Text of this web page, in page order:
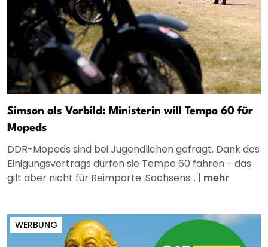
Simson als Vorbild: Ministerin will Tempo 60 für
Mopeds
DDR-Mopeds sind bei Jugendlichen gefragt. Dank des
Einigungsvertrags dürfen sie Tempo 60 fahren - das
gilt aber nicht für Reimporte. Sachsens... | mehr
WERBUNG